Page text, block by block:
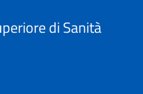
di Sanità